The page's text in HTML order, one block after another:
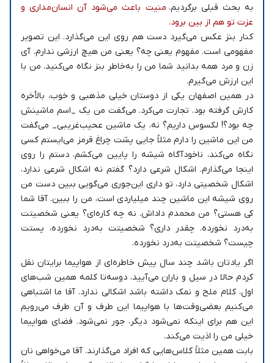
به بحث قبلی برگردیم، منیت باعث می‌شود آن انسان‌مداری و
عزت تو هم از بین برود.
کنار بنز عکس می‌گیرد دست هم روی این می‌گذارد. این تصویر
مفهومی است. مفهوم یعنی چه؟ یعنی من هیچ ارزشی ندارم. آی
زن و مرد همه بدانید شما من را به‌خاطر بنز نگاه می‌کنید. من با
این ارزش می‌گیرم.
در همین اصفهان یکی از دوستان خیلی مذهبی و خوب، بالأخره
کارش گرفته بود. تجارت می‌کرد. می‌گفت من یک _اسم ماشینش
چه بود؟! لکسوس داریم؟ نه، یک ماشین عحیب‌غریبی_ می‌گفت
من این ماشین را دارم مثلاً جایی پشت چراغ قرمز می‌ایستم کسی
نگاه می‌کند، ناخودآگاه شیشه را پایین می‌کشم، دستم را روی
اینجا می‌گذارم. اشکال شرعی دارد؟ گفتم نه اشکال شرعی ندارد،
اشکال شخصیتی دارد، تو داری این‌جوری می‌گویی ببین دست من
روی شیشه این ماشین چند میلیاردی است، من را ببین. آقا شما
کی هستی؟ من محمدم داداش. نه چه کاره‌ای؟ یعنی شخصیتت
به‌درد نخورده. چقدر داری؟ شخصیتت به‌درد نخورده، پستت
چیست؟ شخصیتت به‌درد نخورده.
اگر یادتان باشد چند سال پیش خاطره‌ای از هواپیما برایتان نقل
کردم حالا در سیل و باران می‌آیید، دوسه‌تا کلمه همین شب‌های
اول، کلام ملح و نمک داشته باشد اشکالی ندارد. آقا ما اشتباهی
می‌کنیم بعضی‌وقت‌ها با هواپیما این طرف و آن طرف می‌رویم
این هم برای اینکه نمی‌شود دیگر، جور نمی‌شود. فضای هواپیما
خیلی من را اذیت می‌کند.
بابت همین مثلاً کلاس‌هایی که افراد می‌گذارند. آقا می‌خواهی نان